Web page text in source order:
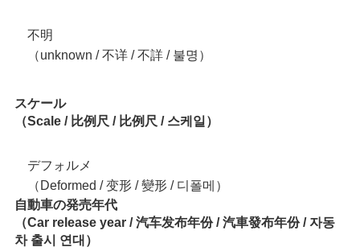
不明
（unknown / 不详 / 不詳 / 불명）
スケール
（Scale / 比例尺 / 比例尺 / 스케일）
デフォルメ
（Deformed / 变形 / 變形 / 디폴메）
自動車の発売年代
（Car release year / 汽车发布年份 / 汽車發布年份 / 자동
차 출시 연대）